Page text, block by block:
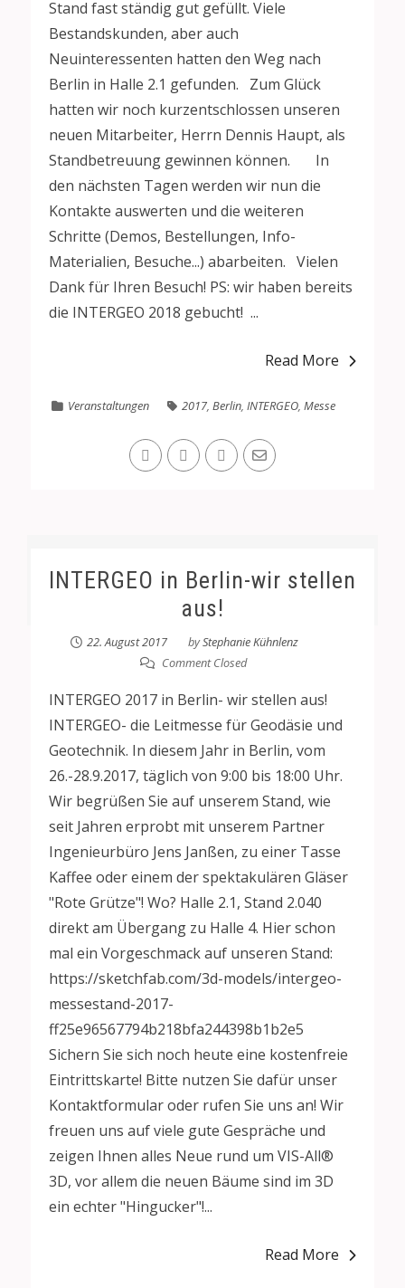
Stand fast ständig gut gefüllt. Viele
Bestandskunden, aber auch
Neuinteressenten hatten den Weg nach
Berlin in Halle 2.1 gefunden. Zum Glück
hatten wir noch kurzentschlossen unseren
neuen Mitarbeiter, Herrn Dennis Haupt, als
Standbetreuung gewinnen können. In
den nächsten Tagen werden wir nun die
Kontakte auswerten und die weiteren
Schritte (Demos, Bestellungen, Info-
Materialien, Besuche...) abarbeiten. Vielen
Dank für Ihren Besuch! PS: wir haben bereits
die INTERGEO 2018 gebucht! ...
Read More
Veranstaltungen 2017, Berlin, INTERGEO, Messe
INTERGEO in Berlin-wir stellen
aus!
22. August 2017 byStephanie Kühnlenz
Comment Closed
INTERGEO 2017 in Berlin- wir stellen aus!
INTERGEO- die Leitmesse für Geodäsie und
Geotechnik. In diesem Jahr in Berlin, vom
26.-28.9.2017, täglich von 9:00 bis 18:00 Uhr.
Wir begrüßen Sie auf unserem Stand, wie
seit Jahren erprobt mit unserem Partner
Ingenieurbüro Jens Janßen, zu einer Tasse
Kaffee oder einem der spektakulären Gläser
"Rote Grütze"! Wo? Halle 2.1, Stand 2.040
direkt am Übergang zu Halle 4. Hier schon
mal ein Vorgeschmack auf unseren Stand:
https://sketchfab.com/3d-models/intergeo-
messestand-2017-
ff25e96567794b218bfa244398b1b2e5
Sichern Sie sich noch heute eine kostenfreie
Eintrittskarte! Bitte nutzen Sie dafür unser
Kontaktformular oder rufen Sie uns an! Wir
freuen uns auf viele gute Gespräche und
zeigen Ihnen alles Neue rund um VIS-All®
3D, vor allem die neuen Bäume sind im 3D
ein echter "Hingucker"!...
Read More